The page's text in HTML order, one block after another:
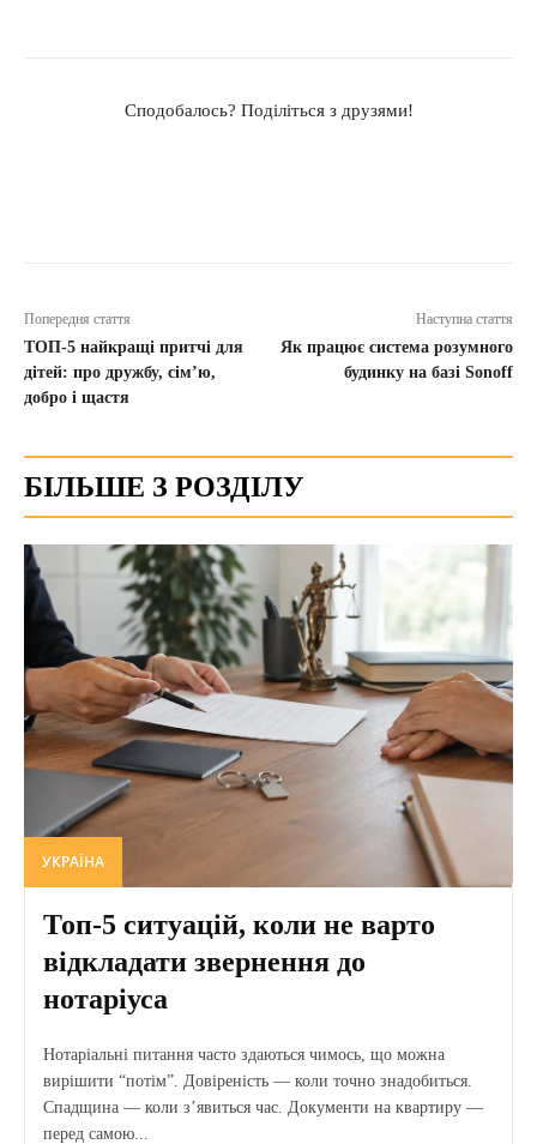
Сподобалось? Поділіться з друзями!
Попередня стаття
ТОП-5 найкращі притчі для
дітей: про дружбу, сім’ю,
добро і щастя
Наступна стаття
Як працює система розумного
будинку на базі Sonoff
БІЛЬШЕ З РОЗДІЛУ
УКРАЇНА
Топ-5 ситуацій, коли не варто
відкладати звернення до
нотаріуса
Нотаріальні питання часто здаються чимось, що можна
вирішити “потім”. Довіреність — коли точно знадобиться.
Спадщина — коли з’явиться час. Документи на квартиру —
перед самою...